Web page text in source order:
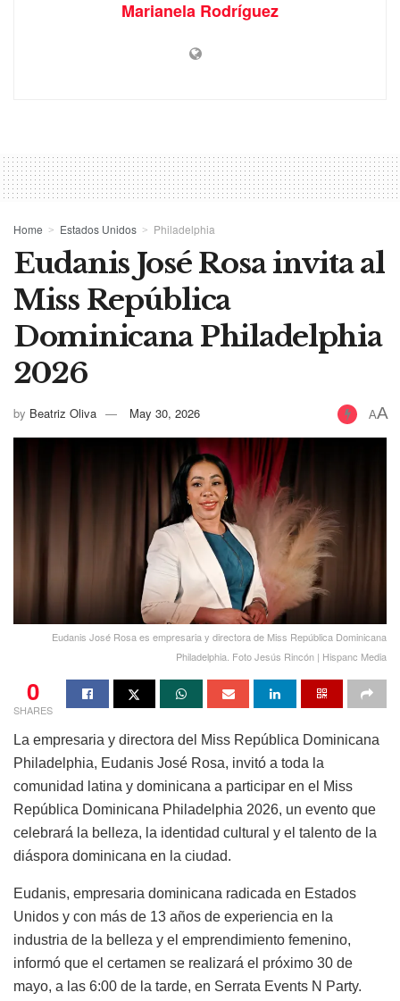
Marianela Rodríguez
Home Estados Unidos Philadelphia
Eudanis José Rosa invita al
Miss República
Dominicana Philadelphia
2026
by Beatriz Oliva May 30, 2026 AA
Eudanis José Rosa es empresaria y directora de Miss República Dominicana
Philadelphia. Foto Jesús Rincón | Hispanc Media
0
SHARES
La empresaria y directora del Miss República Dominicana
Philadelphia, Eudanis José Rosa, invitó a toda la
comunidad latina y dominicana a participar en el Miss
República Dominicana Philadelphia 2026, un evento que
celebrará la belleza, la identidad cultural y el talento de la
diáspora dominicana en la ciudad.
Eudanis, empresaria dominicana radicada en Estados
Unidos y con más de 13 años de experiencia en la
industria de la belleza y el emprendimiento femenino,
informó que el certamen se realizará el próximo 30 de
mayo, a las 6:00 de la tarde, en Serrata Events N Party.